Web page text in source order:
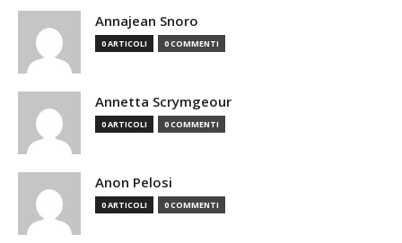
Annajean Snoro
0 ARTICOLI 0 COMMENTI
Annetta Scrymgeour
0 ARTICOLI 0 COMMENTI
Anon Pelosi
0 ARTICOLI 0 COMMENTI